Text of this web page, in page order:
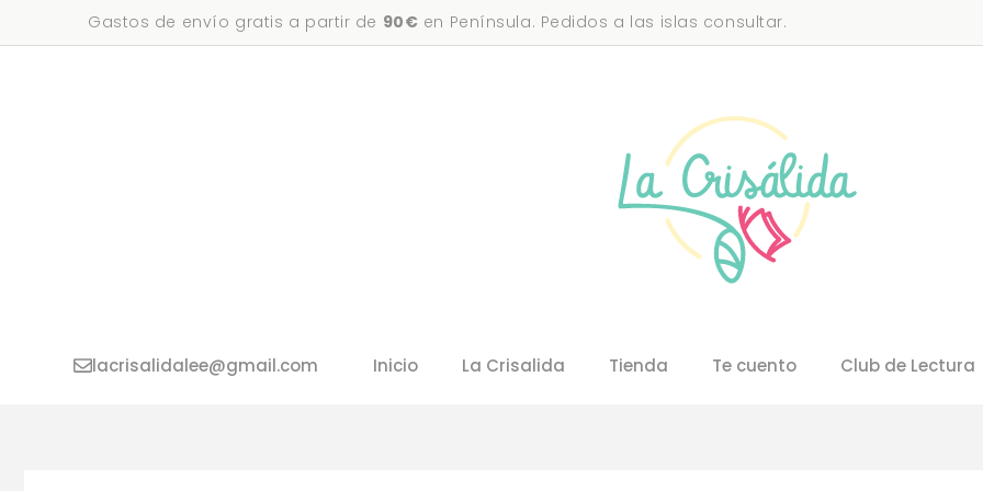
al
Gastos de envío gratis a partir de 90€ en Península. Pedidos a las islas consultar.
Inicio La Crisalida Tienda Te cuento Club de Lectura
lacrisalidalee@gmail.com